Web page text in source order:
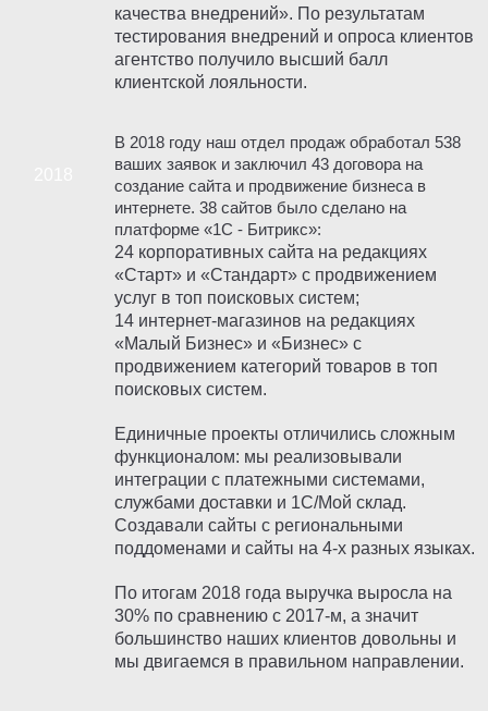
качества внедрений». По результатам
тестирования внедрений и опроса клиентов
агентство получило высший балл
клиентской лояльности.
В 2018 году наш отдел продаж обработал 538
ваших заявок и заключил 43 договора на
создание сайта и продвижение бизнеса в
интернете. 38 сайтов было сделано на
платформе «1С - Битрикс»:
24 корпоративных сайта на редакциях
«Старт» и «Стандарт» с продвижением
услуг в топ поисковых систем;
14 интернет-магазинов на редакциях
«Малый Бизнес» и «Бизнес» с
продвижением категорий товаров в топ
поисковых систем.
Единичные проекты отличились сложным
функционалом: мы реализовывали
интеграции с платежными системами,
службами доставки и 1С/Мой склад.
Создавали сайты с региональными
поддоменами и сайты на 4-х разных языках.
По итогам 2018 года выручка выросла на
30% по сравнению с 2017-м, а значит
большинство наших клиентов довольны и
мы двигаемся в правильном направлении.